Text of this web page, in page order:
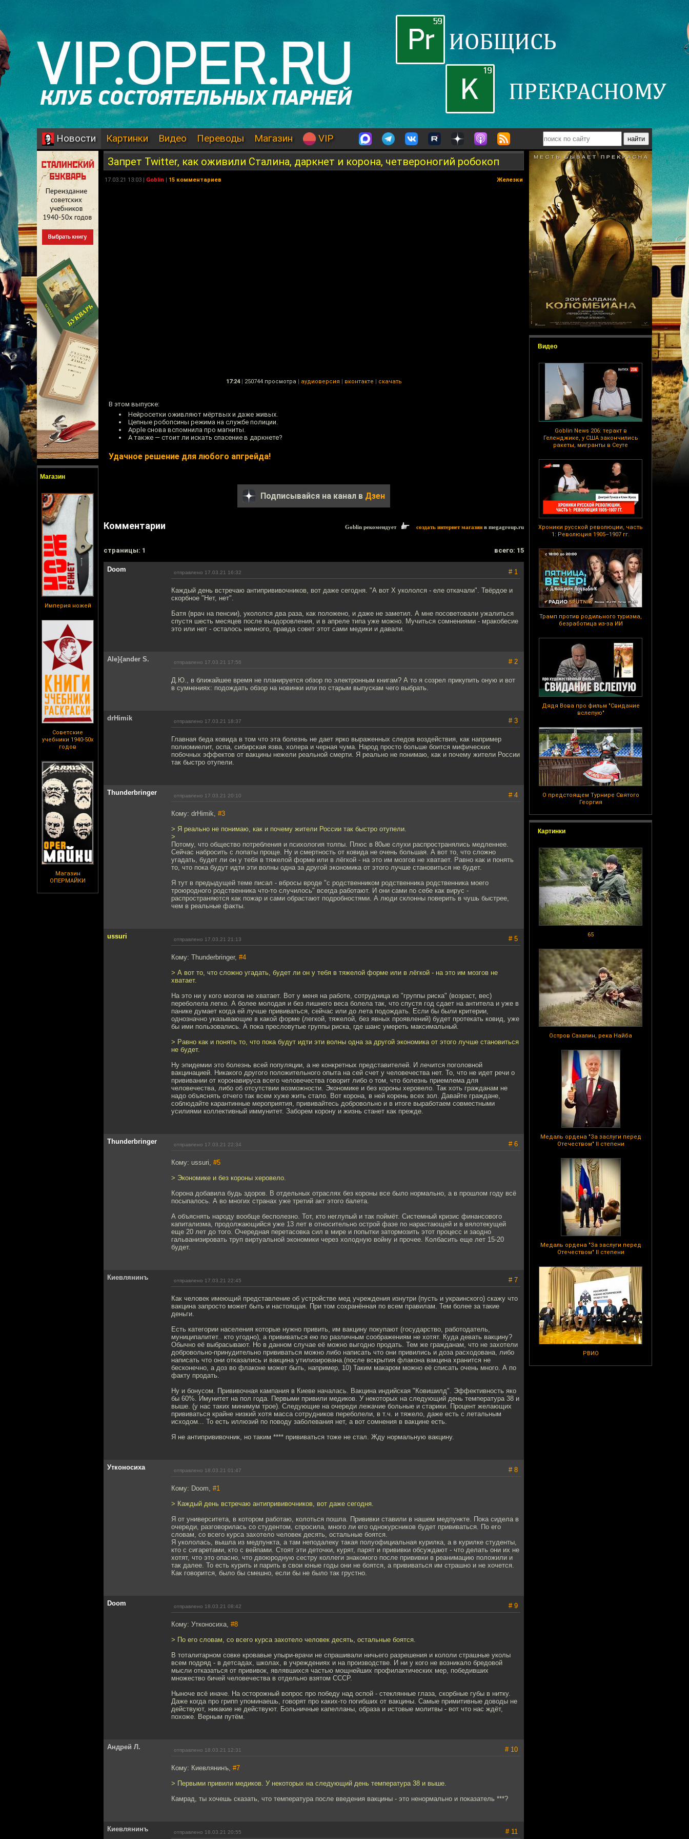
Новости Картинки Видео Переводы Магазин VIP
Магазин
Империя ножей
Советские
учебники 1940-50х
годов
Магазин
ОПЕРМАЙКИ
Видео
Goblin News 206: теракт в
Геленджике, у США закончились
ракеты, мигранты в Сеуте
Хроники русской революции, часть
1: Революция 1905–1907 гг.
Трамп против родильного туризма,
безработица из-за ИИ
Дядя Вова про фильм "Свидание
вслепую"
О предстоящем Турнире Святого
Георгия
Картинки
65
Остров Сахалин, река Найба
Медаль ордена "За заслуги перед
Отечеством" II степени
Медаль ордена "За заслуги перед
Отечеством" II степени
РВИО
Запрет Twitter, как оживили Сталина, даркнет и корона, четвероногий робокоп
17.03.21 13:03 | Goblin | 15 комментариев Железки
17:24 | 250744 просмотра | аудиоверсия | вконтакте | скачать
В этом выпуске:
Нейросетки оживляют мёртвых и даже живых.
Цепные робопсины режима на службе полиции.
Apple снова вспомнила про магниты.
А также — стоит ли искать спасение в даркнете?
Удачное решение для любого апгрейда!
Подписывайся на канал в Дзен
Комментарии Goblin рекомендует создать интернет магазин в megagroup.ru
cтраницы: 1 всего: 15
Doom отправлено 17.03.21 16:32 # 1
Каждый день встречаю антипрививочников, вот даже сегодня. "А вот Х укололся - еле откачали". Твёрдое и
скорбное "Нет, нет".
Батя (врач на пенсии), укололся два раза, как положено, и даже не заметил. А мне посоветовали ужалиться
спустя шесть месяцев после выздоровления, и в апреле типа уже можно. Мучиться сомнениями - мракобесие
это или нет - осталось немного, правда совет этот сами медики и давали.
Ale}{ander S. отправлено 17.03.21 17:56 # 2
Д.Ю., в ближайшее время не планируется обзор по электронным книгам? А то я созрел прикупить оную и вот
в сумнениях: подождать обзор на новинки или по старым выпускам чего выбрать.
drHimik отправлено 17.03.21 18:37 # 3
Главная беда ковида в том что эта болезнь не дает ярко выраженных следов воздействия, как например
полиомиелит, оспа, сибирская язва, холера и черная чума. Народ просто больше боится мифических
побочных эффектов от вакцины нежели реальной смерти. Я реально не понимаю, как и почему жители России
так быстро отупели.
Thunderbringer отправлено 17.03.21 20:10 # 4
Кому: drHimik, #3
> Я реально не понимаю, как и почему жители России так быстро отупели.
>
Потому, что общество потребления и психология толпы. Плюс в 80ые слухи распространялись медленнее.
Сейчас набросить с лопаты проще. Ну и смертность от ковида не очень большая. А вот то, что сложно
угадать, будет ли он у тебя в тяжелой форме или в лёгкой - на это им мозгов не хватает. Равно как и понять
то, что пока будут идти эти волны одна за другой экономика от этого лучше становиться не будет.
Я тут в предыдущей теме писал - вбросы вроде "с родственником родственника родственника моего
троюродного родственника что-то случилось" всегда работают. И они сами по себе как вирус -
распространяются как пожар и сами обрастают подробностями. А люди склонны поверить в чушь быстрее,
чем в реальные факты.
ussuri отправлено 17.03.21 21:13 # 5
Кому: Thunderbringer, #4
> А вот то, что сложно угадать, будет ли он у тебя в тяжелой форме или в лёгкой - на это им мозгов не
хватает.
На это ни у кого мозгов не хватает. Вот у меня на работе, сотрудница из "группы риска" (возраст, вес)
переболела легко. А более молодая и без лишнего веса болела так, что спустя год сдает на антитела и уже в
панике думает когда ей лучше прививаться, сейчас или до лета подождать. Если бы были критерии,
однозначно указывающие в какой форме (легкой, тяжелой, без явных проявлений) будет протекать ковид, уже
бы ими пользовались. А пока пресловутые группы риска, где шанс умереть максимальный.
> Равно как и понять то, что пока будут идти эти волны одна за другой экономика от этого лучше становиться
не будет.
Ну эпидемии это болезнь всей популяции, а не конкретных представителей. И лечится поголовной
вакцинацией. Никакого другого положительного опыта на сей счет у человечества нет. То, что не идет речи о
прививании от коронавируса всего человечества говорит либо о том, что болезнь приемлема для
человечества, либо об отсутствии возможности. Экономике и без короны херовело. Так хоть гражданам не
надо объяснять отчего так всем хуже жить стало. Вот корона, в ней корень всех зол. Давайте граждане,
соблюдайте карантинные мероприятия, прививайтесь добровольно и в итоге выработаем совместными
усилиями коллективный иммунитет. Заборем корону и жизнь станет как прежде.
Thunderbringer отправлено 17.03.21 22:34 # 6
Кому: ussuri, #5
> Экономике и без короны херовело.
Корона добавила будь здоров. В отдельных отраслях без короны все было нормально, а в прошлом году всё
посыпалось. А во многих странах уже третий акт этого балета.
А объяснять народу вообще бесполезно. Тот, кто неглупый и так поймёт. Системный кризис финансового
капитализма, продолжающийся уже 13 лет в относительно острой фазе по нарастающей и в вялотекущей
еще 20 лет до того. Очередная перетасовка сил в мире и попытки затормозить этот процесс и заодно
гальванизировать труп виртуальной экономики через холодную войну и прочее. Колбасить еще лет 15-20
будет.
Киевлянинъ отправлено 17.03.21 22:45 # 7
Как человек имеющий представление об устройстве мед учреждения изнутри (пусть и украинского) скажу что
вакцина запросто может быть и настоящая. При том сохранённая по всем правилам. Тем более за такие
деньги.
Есть категории населения которые нужно привить, им вакцину покупают (государство, работодатель,
муниципалитет.. кто угодно), а прививаться ею по различным соображениям не хотят. Куда девать вакцину?
Обычно её выбрасывают. Но в данном случае её можно выгодно продать. Тем же гражданам, что не захотели
добровольно-принудительно прививаться можно либо написать что они привились и доза расходована, либо
написать что они отказались и вакцина утилизирована.(после вскрытия флакона вакцина хранится не
бесконечно, а доз во флаконе может быть, например, 10) Таким макаром можно её списать очень много. А по
факту продать.
Ну и бонусом. Прививочная кампания в Киеве началась. Вакцина индийская "Ковишилд". Эффективность яко
бы 60%. Имунитет на пол года. Первыми привили медиков. У некоторых на следующий день температура 38 и
выше. (у нас таких минимум трое). Следующие на очереди лежачие больные и старики. Процент желающих
прививаться крайне низкий хотя масса сотрудников переболели, в т.ч. и тяжело, даже есть с летальным
исходом... То есть иллюзий по поводу заболевания нет, а вот сомнения в вакцине есть.
Я не антипрививочник, но таким **** прививаться тоже не стал. Жду нормальную вакцину.
Утконосиха отправлено 18.03.21 01:47 # 8
Кому: Doom, #1
> Каждый день встречаю антипрививочников, вот даже сегодня.
Я от университета, в котором работаю, колоться пошла. Прививки ставили в нашем медпункте. Пока сидела в
очереди, разговорилась со студентом, спросила, много ли его однокурсников будет прививаться. По его
словам, со всего курса захотело человек десять, остальные боятся.
Я укололась, вышла из медпункта, а там неподалеку такая полуофициальная курилка, а в курилке студенты,
кто с сигаретами, кто с вейпами. Стоят эти деточки, курят, парят и прививки обсуждают - что делать они их не
хотят, что это опасно, что двоюродную сестру коллеги знакомого после прививки в реанимацию положили и
так далее. То есть курить и парить в свои юные годы они не боятся, а прививаться им страшно и не хочется.
Как говорится, было бы смешно, если бы не было так грустно.
Doom отправлено 18.03.21 08:42 # 9
Кому: Утконосиха, #8
> По его словам, со всего курса захотело человек десять, остальные боятся.
В тоталитарном совке кровавые упыри-врачи не спрашивали ничьего разрешения и кололи страшные уколы
всем подряд - в детсадах, школах, в учреждениях и на производстве. И ни у кого не возникало бредовой
мысли отказаться от прививок, являвшихся частью мощнейших профилактических мер, победивших
множество бичей человечества в отдельно взятом СССР.
Ныноче всё иначе. На осторожный вопрос про победу над оспой - стеклянные глаза, скорбные губы в нитку.
Даже когда про грипп упоминаешь, говорят про каких-то погибших от вакцины. Самые примитивные доводы не
действуют, никакие не действуют. Больничные капелланы, образа и истовые молитвы - вот что нас ждёт,
похоже. Верным путём.
Андрей Л. отправлено 18.03.21 12:31 # 10
Кому: Киевлянинъ, #7
> Первыми привили медиков. У некоторых на следующий день температура 38 и выше.
Камрад, ты хочешь сказать, что температура после введения вакцины - это ненормально и показатель ***?
Киевлянинъ отправлено 18.03.21 20:55 # 11